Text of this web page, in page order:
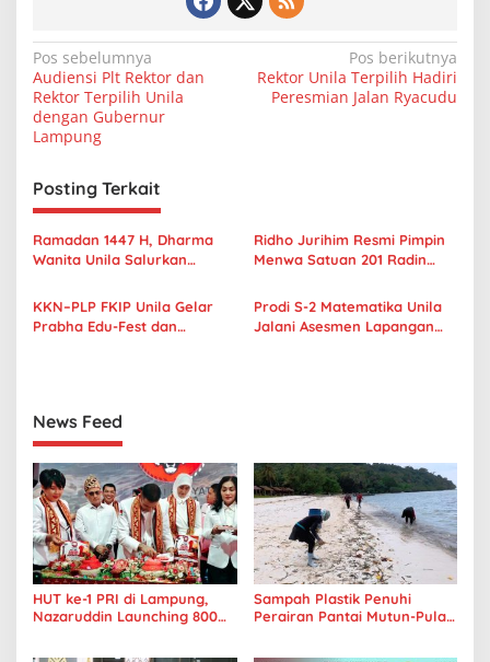
N
a
v
i
g
a
s
i
p
o
Pos sebelumnya
Audiensi Plt Rektor dan
Rektor Terpilih Unila
dengan Gubernur
Lampung
Pos berikutnya
Rektor Unila Terpilih Hadiri
Peresmian Jalan Ryacudu
Posting Terkait
Ramadan 1447 H, Dharma
Wanita Unila Salurkan
untuk Warga Sekitar Kampus
Ridho Jurihim Resmi Pimpin
Menwa Satuan 201 Radin
KKN–PLP FKIP Unila Gelar
Prabha Edu-Fest dan
Prodi S-2 Matematika Unila
Jalani Asesmen Lapangan
News Feed
HUT ke-1 PRI di Lampung,
Nazaruddin Launching 800
Sampah Plastik Penuhi
Perairan Pantai Mutun-Pulau